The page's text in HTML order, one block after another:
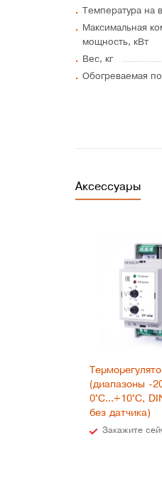
Температура на
Максимальная
мощность, кВт
Вес, кг
Обогреваемая
Аксессуары
(диапазоны -
0°С...+10°С,
без датчика)
Закажите